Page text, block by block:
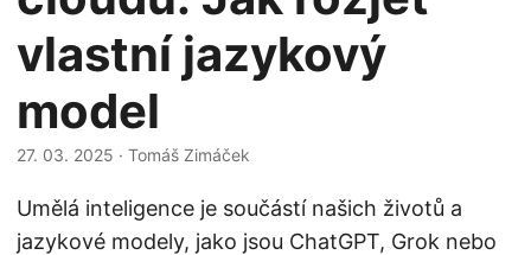
vlastní jazykový
model
27. 03. 2025 · Tomáš Zimáček
Umělá inteligence je součástí našich životů a
jazykové modely, jako jsou ChatGPT, Grok nebo